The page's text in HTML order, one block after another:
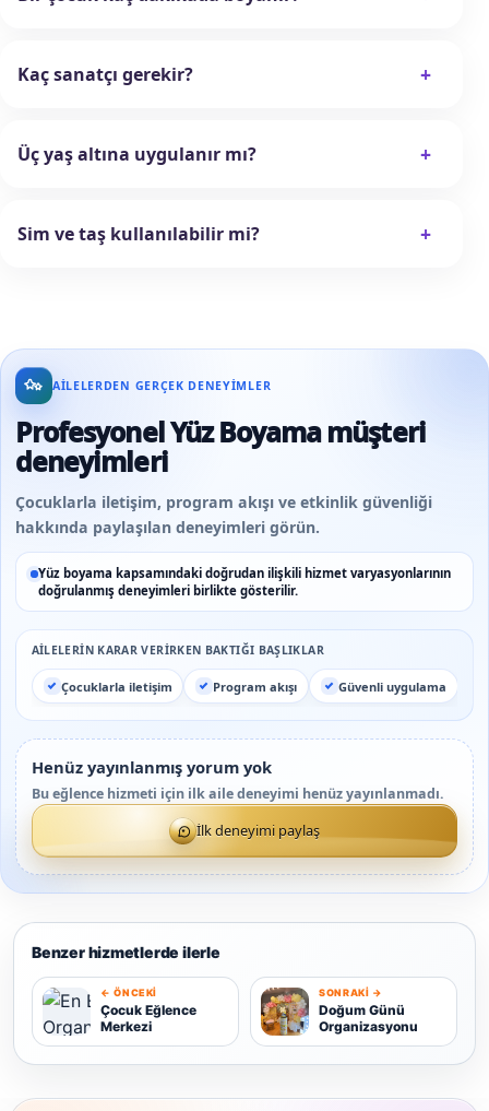
Kaç sanatçı gerekir? +
Üç yaş altına uygulanır mı? +
Sim ve taş kullanılabilir mi? +
AILELERDEN GERÇEK DENEYIMLER
Profesyonel Yüz Boyama müşteri
deneyimleri
Çocuklarla iletişim, program akışı ve etkinlik güvenliği
hakkında paylaşılan deneyimleri görün.
Yüz boyama kapsamındaki doğrudan ilişkili hizmet varyasyonlarının
doğrulanmış deneyimleri birlikte gösterilir.
AILELERIN KARAR VERIRKEN BAKTIĞI BAŞLIKLAR
Çocuklarla iletişim Program akışı Güvenli uygulama
Henüz yayınlanmış yorum yok
Bu eğlence hizmeti için ilk aile deneyimi henüz yayınlanmadı.
İlk deneyimi paylaş
Benzer hizmetlerde ilerle
Ç
← ÖNCEKI
Çocuk Eğlence
Merkezi
D
SONRAKI →
Doğum Günü
Organizasyonu